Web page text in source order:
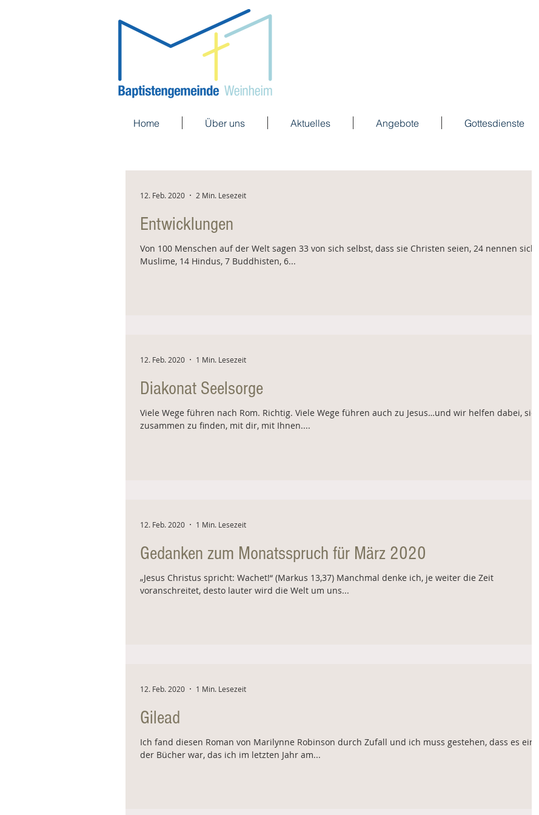
Home Über uns Aktuelles Angebote Gottesdienste
Entwicklungen
Von 100 Menschen auf der Welt sagen 33 von sich selbst, dass sie Christen seien, 24 nennen sich
Muslime, 14 Hindus, 7 Buddhisten, 6...
12. Feb. 2020 2 Min. Lesezeit
Diakonat Seelsorge
Viele Wege führen nach Rom. Richtig. Viele Wege führen auch zu Jesus…und wir helfen dabei, sie
zusammen zu finden, mit dir, mit Ihnen....
12. Feb. 2020 1 Min. Lesezeit
Gedanken zum Monatsspruch für März 2020
„Jesus Christus spricht: Wachet!“ (Markus 13,37) Manchmal denke ich, je weiter die Zeit
voranschreitet, desto lauter wird die Welt um uns...
12. Feb. 2020 1 Min. Lesezeit
Gilead
Ich fand diesen Roman von Marilynne Robinson durch Zufall und ich muss gestehen, dass es eines
der Bücher war, das ich im letzten Jahr am...
12. Feb. 2020 1 Min. Lesezeit